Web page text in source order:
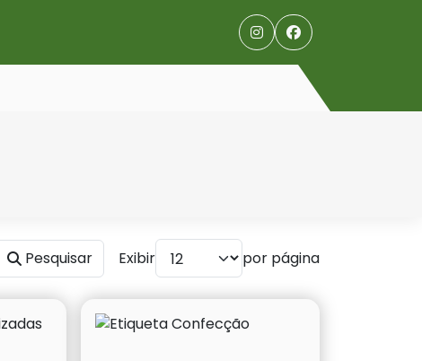
Pesquisar Exibir por página